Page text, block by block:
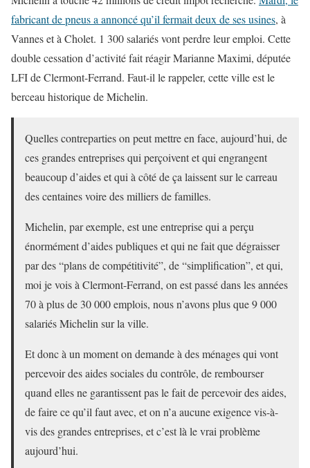
fabricant de pneus a annoncé qu’il fermait deux de ses usines, à
Vannes et à Cholet. 1 300 salariés vont perdre leur emploi. Cette
double cessation d’activité fait réagir Marianne Maximi, députée
LFI de Clermont-Ferrand. Faut-il le rappeler, cette ville est le
berceau historique de Michelin.
Quelles contreparties on peut mettre en face, aujourd’hui, de
ces grandes entreprises qui perçoivent et qui engrangent
beaucoup d’aides et qui à côté de ça laissent sur le carreau
des centaines voire des milliers de familles.
Michelin, par exemple, est une entreprise qui a perçu
énormément d’aides publiques et qui ne fait que dégraisser
par des “plans de compétitivité”, de “simplification”, et qui,
moi je vois à Clermont-Ferrand, on est passé dans les années
70 à plus de 30 000 emplois, nous n’avons plus que 9 000
salariés Michelin sur la ville.
Et donc à un moment on demande à des ménages qui vont
percevoir des aides sociales du contrôle, de rembourser
quand elles ne garantissent pas le fait de percevoir des aides,
de faire ce qu’il faut avec, et on n’a aucune exigence vis-à-
vis des grandes entreprises, et c’est là le vrai problème
aujourd’hui.